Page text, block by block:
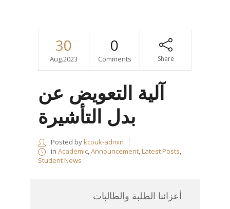
30
Aug.2023
0
Comments Share
آلية التعويض عن
بدل التأشيرة
Posted bykcouk-admin
in Academic,Announcement,Latest Posts,
Student News
أعزائنا الطلبة والطالبات